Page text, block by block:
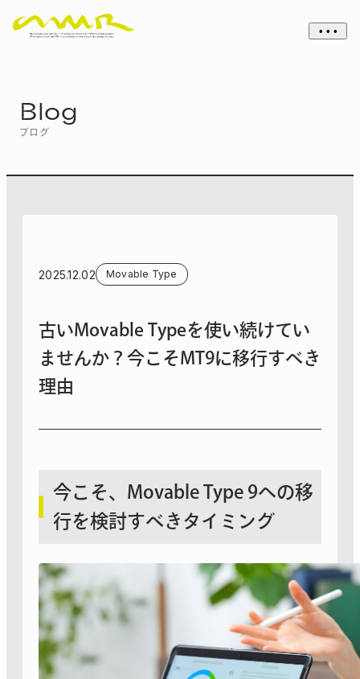
• • •
Blog
ブログ
2025.12.02 Movable Type
古いMovable Typeを使い続けてい
ませんか？今こそMT9に移行すべき
理由
今こそ、Movable Type 9への移
行を検討すべきタイミング